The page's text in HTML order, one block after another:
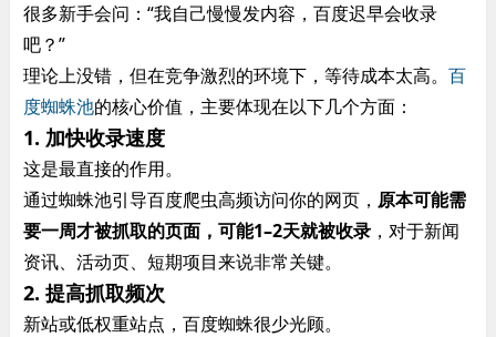
很多新手会问：“我自己慢慢发内容，百度迟早会收录
吧？”
理论上没错，但在竞争激烈的环境下，等待成本太高。 百
度蜘蛛池的核心价值，主要体现在以下几个方面：
1. 加快收录速度
这是最直接的作用。
通过蜘蛛池引导百度爬虫高频访问你的网页， 原本可能需
要一周才被抓取的页面，可能1–2天就被收录，对于新闻
资讯、活动页、短期项目来说非常关键。
2. 提高抓取频次
新站或低权重站点，百度蜘蛛很少光顾。